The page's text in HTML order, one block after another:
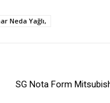
Neda Yağlı,
SG Nota Form